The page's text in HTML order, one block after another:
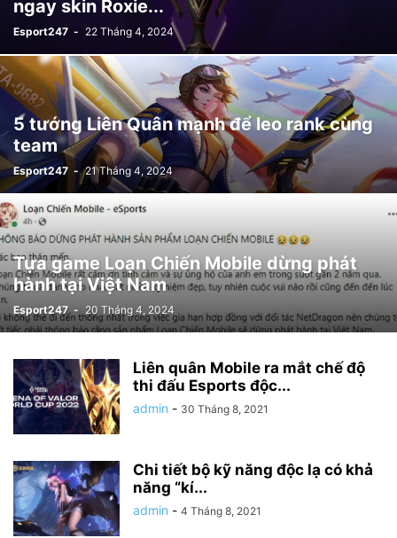
ngay skin Roxie...
Esport247 - 22 Tháng 4, 2024
5 tướng Liên Quân mạnh để leo rank cùng
team
Esport247 - 21 Tháng 4, 2024
Tựa game Loạn Chiến Mobile dừng phát
hành tại Việt Nam
Esport247 - 20 Tháng 4, 2024
Liên quân Mobile ra mắt chế độ
thi đấu Esports độc...
admin - 30 Tháng 8, 2021
Chi tiết bộ kỹ năng độc lạ có khả
năng “kí...
admin - 4 Tháng 8, 2021